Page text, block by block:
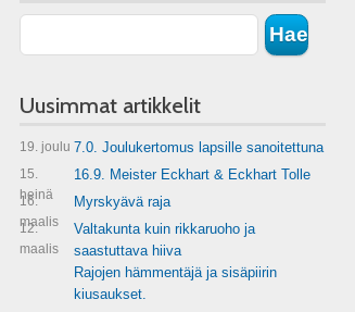
Uusimmat artikkelit
19. joulu 7.0. Joulukertomus lapsille sanoitettuna
15.
heinä
16.9. Meister Eckhart & Eckhart Tolle
16.
maalis
Myrskyävä raja
12.
maalis
Valtakunta kuin rikkaruoho ja
saastuttava hiiva
Rajojen hämmentäjä ja sisäpiirin
kiusaukset.